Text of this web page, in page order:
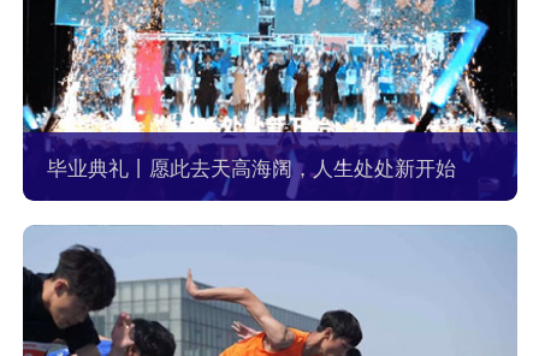
毕业典礼丨愿此去天高海阔，人生处处新开始